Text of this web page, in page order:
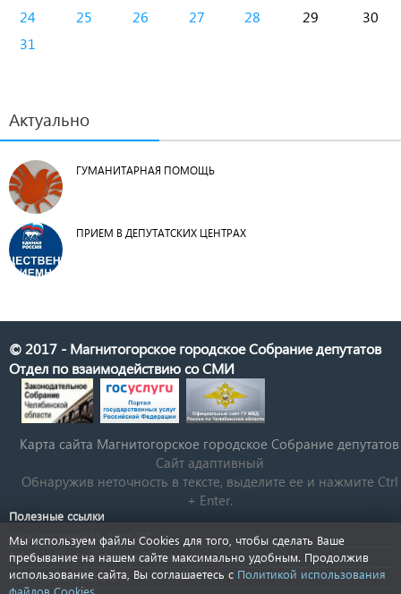
24
25 26 27 28 29
30
31
Актуально
ГУМАНИТАРНАЯ ПОМОЩЬ
ПРИЕМ В ДЕПУТАТСКИХ ЦЕНТРАХ
© 2017 - Магнитогорское городское Собрание депутатов
Отдел по взаимодействию со СМИ
Карта сайта Магнитогорское городское Cобрание депутатов
Сайт адаптивный
Обнаружив неточность в тексте, выделите ее и нажмите Ctrl
+ Enter.
Полезные ссылки
Государственная Дума РФ
Губернатор Челябинской области
КСП Магнитогорска
Мы используем файлы Cookies для того, чтобы сделать Ваше
пребывание на нашем сайте максимально удобным. Продолжив
использование сайта, Вы соглашаетесь с Политикой использования
файлов Cookies